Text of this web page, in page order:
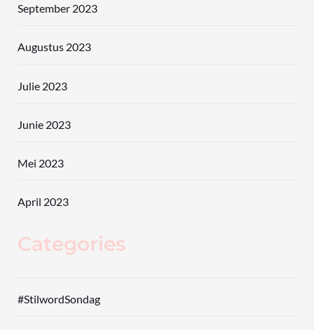
September 2023
Augustus 2023
Julie 2023
Junie 2023
Mei 2023
April 2023
Categories
#StilwordSondag